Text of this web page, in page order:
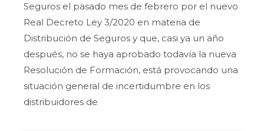
Seguros el pasado mes de febrero por el nuevo
Real Decreto Ley 3/2020 en materia de
Distribución de Seguros y que, casi ya un año
después, no se haya aprobado todavía la nueva
Resolución de Formación, está provocando una
situación general de incertidumbre en los
distribuidores de